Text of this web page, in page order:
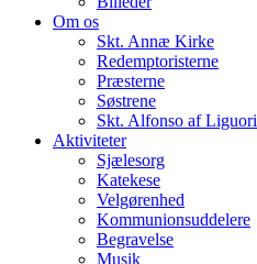
Om os
Skt. Annæ Kirke
Redemptoristerne
Præsterne
Søstrene
Skt. Alfonso af Liguori
Aktiviteter
Sjælesorg
Katekese
Velgørenhed
Kommunionsuddelere
Begravelse
Musik